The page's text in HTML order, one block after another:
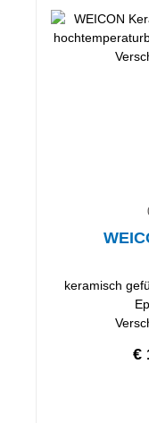
keramisch
€